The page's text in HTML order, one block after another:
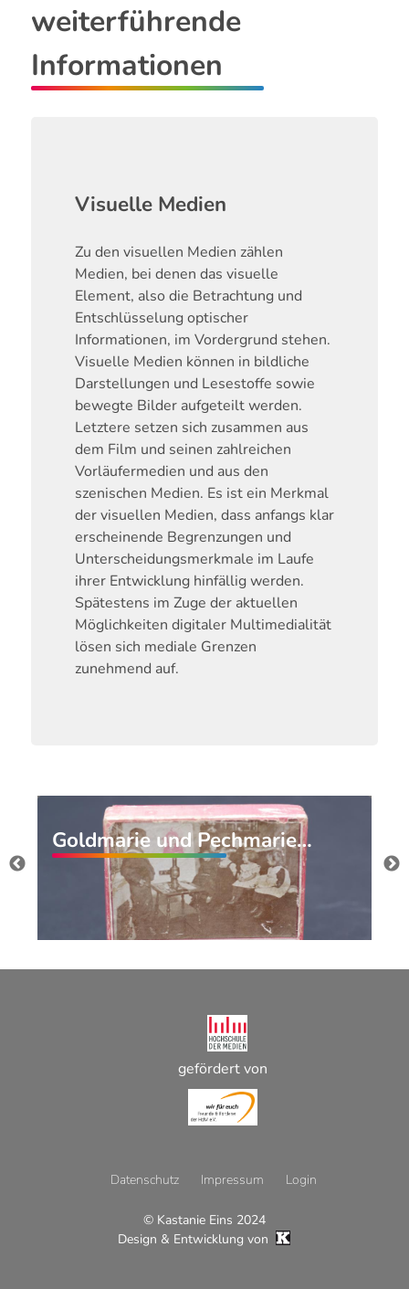
weiterführende
Informationen
Visuelle Medien
Zu den visuellen Medien zählen
Medien, bei denen das visuelle
Element, also die Betrachtung und
Entschlüsselung optischer
Informationen, im Vordergrund stehen.
Visuelle Medien können in bildliche
Darstellungen und Lesestoffe sowie
bewegte Bilder aufgeteilt werden.
Letztere setzen sich zusammen aus
dem Film und seinen zahlreichen
Vorläufermedien und aus den
szenischen Medien. Es ist ein Merkmal
der visuellen Medien, dass anfangs klar
erscheinende Begrenzungen und
Unterscheidungsmerkmale im Laufe
ihrer Entwicklung hinfällig werden.
Spätestens im Zuge der aktuellen
Möglichkeiten digitaler Multimedialität
lösen sich mediale Grenzen
zunehmend auf.
Goldmarie und Pechmarie…
gefördert von
Datenschutz Impressum Login
© Kastanie Eins 2024
Design & Entwicklung von